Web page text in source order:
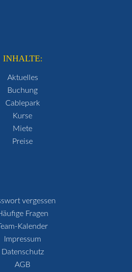
INHALTE:
Aktuelles
Buchung
Cablepark
Kurse
Miete
Preise
vergessen
Fragen
Kalender
Impressum
Datenschutz
AGB